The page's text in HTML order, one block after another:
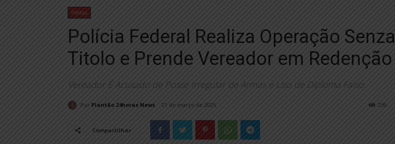
Política
Polícia Federal Realiza Operação Senza
Titolo e Prende Vereador em Redenção
Vereador É Acusado de Posse Irregular de Armas e Uso de Diploma Falso.
Por Plantão 24horas News 21 de março de 2025 259
Compartilhar